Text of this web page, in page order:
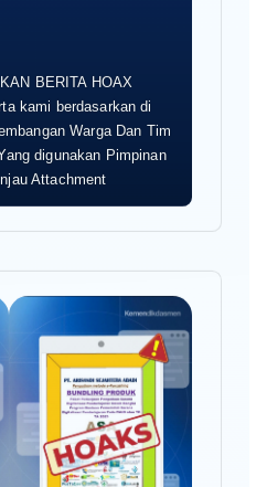
BERITA HOAX
kami berdasarkan di
Warga Dan Tim
digunakan Pimpinan
Attachment